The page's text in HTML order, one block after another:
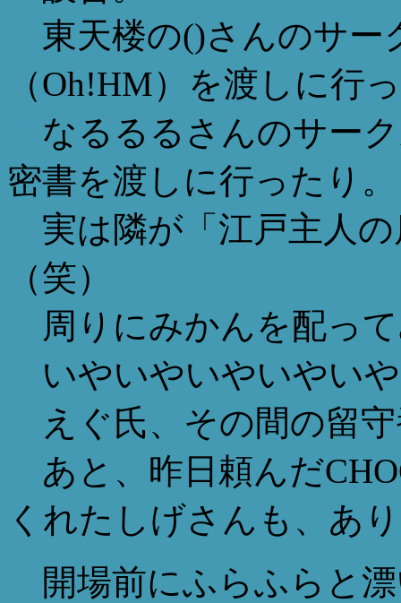
東天楼の()さんのサー
（Oh!HM）を渡しに行
なるるるさんのサーク
密書を渡しに行ったり。
実は隣が「江戸主人
（笑）
周りにみかんを配っ
いやいやいやいやい
えぐ氏、その間の留
あと、昨日頼んだ
くれたしげさんも、あ
開場前にふらふらと